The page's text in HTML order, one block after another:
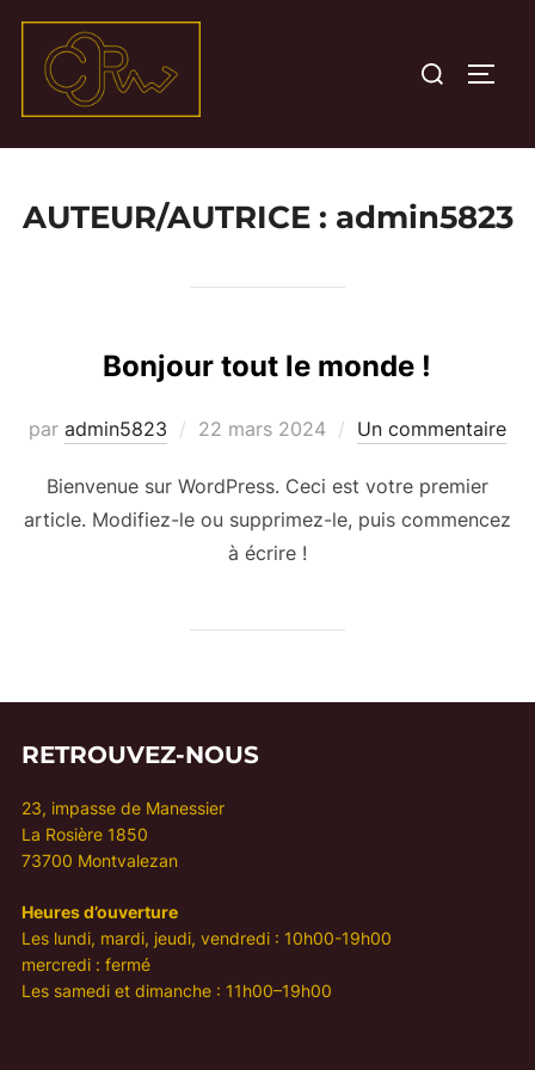
Aller
contenu
Rechercher :
AUTEUR/AUTRICE : admin5823
Bonjour tout le monde !
par admin5823
Publié
22 mars 2024 Un commentaire
Bienvenue sur WordPress. Ceci est votre premier
article. Modifiez-le ou supprimez-le, puis commencez
à écrire !
RETROUVEZ-NOUS
23, impasse de Manessier
La Rosière 1850
73700 Montvalezan
Heures d’ouverture
Les lundi, mardi, jeudi, vendredi : 10h00-19h00
mercredi : fermé
Les samedi et dimanche : 11h00–19h00